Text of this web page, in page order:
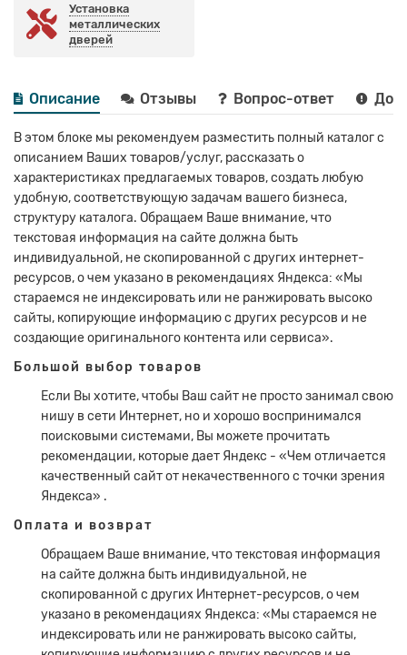
Установка
металлических
дверей
Описание Отзывы Вопрос-ответ
В этом блоке мы рекомендуем разместить полный каталог с
описанием Ваших товаров/услуг, рассказать о
характеристиках предлагаемых товаров, создать любую
удобную, соответствующую задачам вашего бизнеса,
структуру каталога. Обращаем Ваше внимание, что
текстовая информация на сайте должна быть
индивидуальной, не скопированной с других интернет-
ресурсов, о чем указано в рекомендациях Яндекса: «Мы
стараемся не индексировать или не ранжировать высоко
сайты, копирующие информацию с других ресурсов и не
создающие оригинального контента или сервиса».
Большой выбор товаров
Если Вы хотите, чтобы Ваш сайт не просто занимал свою
нишу в сети Интернет, но и хорошо воспринимался
поисковыми системами, Вы можете прочитать
рекомендации, которые дает Яндекс - «Чем отличается
качественный сайт от некачественного с точки зрения
Яндекса» .
Оплата и возврат
Обращаем Ваше внимание, что текстовая информация
на сайте должна быть индивидуальной, не
скопированной с других Интернет-ресурсов, о чем
указано в рекомендациях Яндекса: «Мы стараемся не
индексировать или не ранжировать высоко сайты,